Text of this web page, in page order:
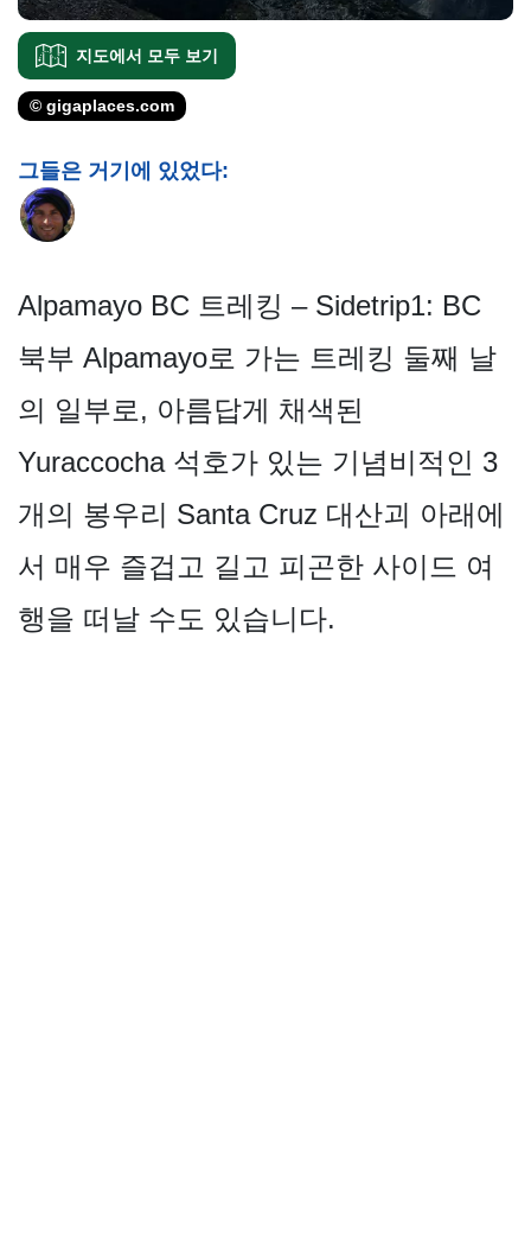
지도에서 모두 보기
© gigaplaces.com
그들은 거기에 있었다:
Alpamayo BC 트레킹 – Sidetrip1: BC
북부 Alpamayo로 가는 트레킹 둘째 날
의 일부로, 아름답게 채색된
Yuraccocha 석호가 있는 기념비적인 3
개의 봉우리 Santa Cruz 대산괴 아래에
서 매우 즐겁고 길고 피곤한 사이드 여
행을 떠날 수도 있습니다.